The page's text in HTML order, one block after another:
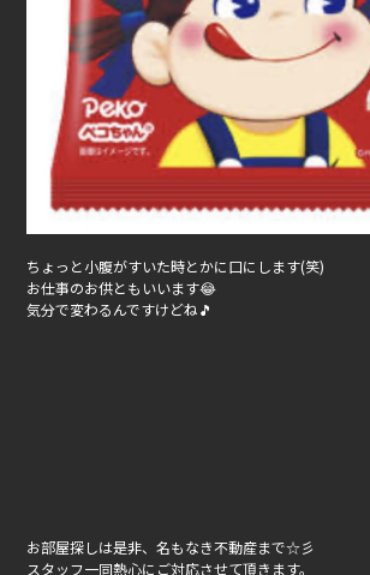
ちょっと小腹がすいた時とかに口にします(笑)
お仕事のお供ともいいます😂
気分で変わるんですけどね🎵
お部屋探しは是非、名もなき不動産まで☆彡
スタッフ一同熱心にご対応させて頂きます。